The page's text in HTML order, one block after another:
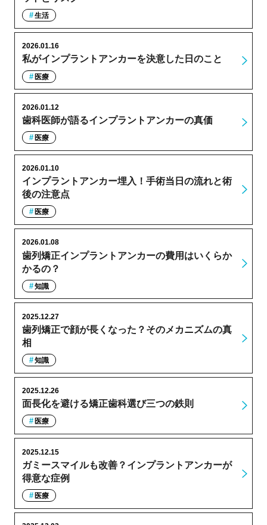
生活
私がインプラントアンカーを決意した日のこと
2026.01.16
医療
歯科医師が語るインプラントアンカーの真価
2026.01.12
医療
インプラントアンカー埋入！手術当日の流れと術
後の注意点
2026.01.10
医療
歯列矯正インプラントアンカーの費用はいくらか
かるの？
2026.01.08
知識
歯列矯正で顔が長くなった？そのメカニズムの真
相
2025.12.27
知識
面長化を避ける矯正歯科選び三つの鉄則
2025.12.26
医療
ガミースマイルも改善？インプラントアンカーが
得意な症例
2025.12.15
医療